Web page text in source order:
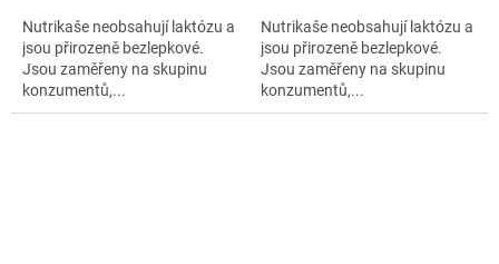
Nutrikaše neobsahují laktózu a
jsou přirozeně bezlepkové.
Jsou zaměřeny na skupinu
konzumentů,...
Nutrikaše neobsahují laktózu a
jsou přirozeně bezlepkové.
Jsou zaměřeny na skupinu
konzumentů,...